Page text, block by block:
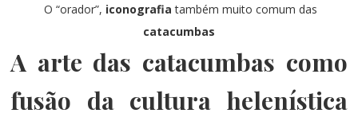
O “orador”, iconografia também muito comum das
catacumbas
A arte das catacumbas como
fusão da cultura helenística